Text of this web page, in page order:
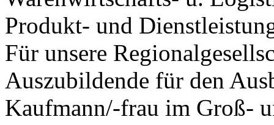
Produkt- und
Für unsere
Auszubildende für den
Kaufmann/-frau im Groß-